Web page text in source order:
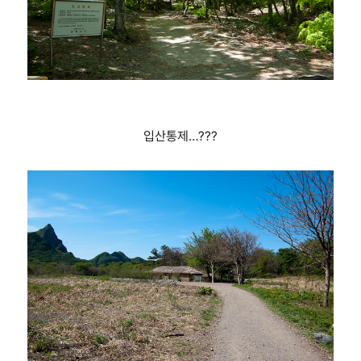
입산통제…???